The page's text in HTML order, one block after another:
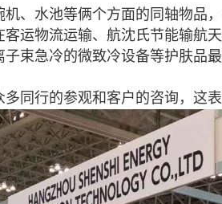
、水池等俩个方面的同轴物品
运物流运输、航沈氏节能输航
束急冷的微致冷设备等护肤品最
同行的参观和客户的咨询，这